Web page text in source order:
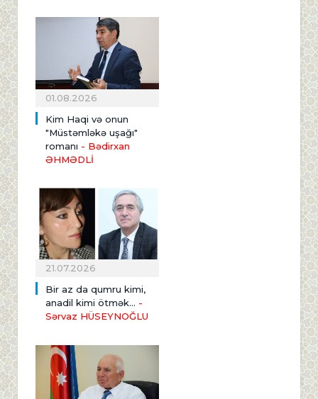
01.08.2026
Kim Haqi və onun
"Müstəmləkə uşağı"
romanı - Bədirxan
ƏHMƏDLİ
21.07.2026
Bir az da qumru kimi,
anadil kimi ötmək... -
Sərvaz HÜSEYNOĞLU